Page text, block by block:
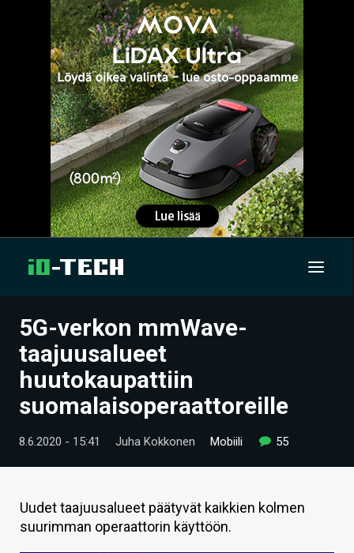
UUTISET
ARTIKKELIT
VIDEOT
TECHBBS
HINTA.FI
5G-verkon mmWave-
taajuusalueet
huutokaupattiin
suomalaisoperaattoreille
8.6.2020 - 15:41 Juha Kokkonen Mobiili 55
Uudet taajuusalueet päätyvät kaikkien kolmen
suurimman operaattorin käyttöön.